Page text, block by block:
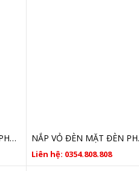
NẮP VỎ ĐÈN MẶT ĐÈN PHA FORD FIESTA 2014 2015 2016 2017 2018 2019 2020 NẮP VỎ
Liên hệ: 0354.808.808